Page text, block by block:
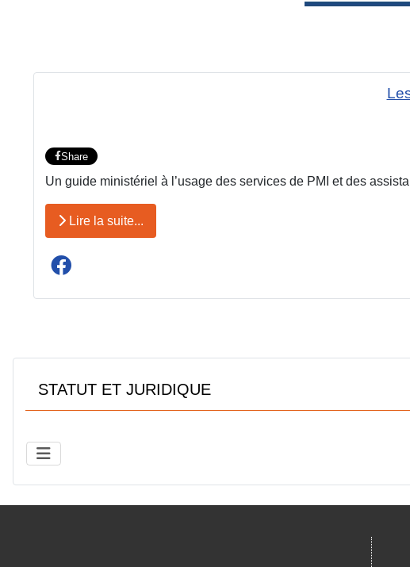
Share
Un guide ministériel à l’usage des services de PMI et des
Lire la suite...
STATUT ET JURIDIQUE